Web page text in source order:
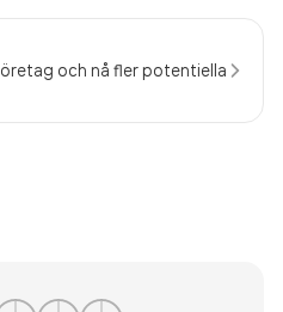
och nå fler potentiella